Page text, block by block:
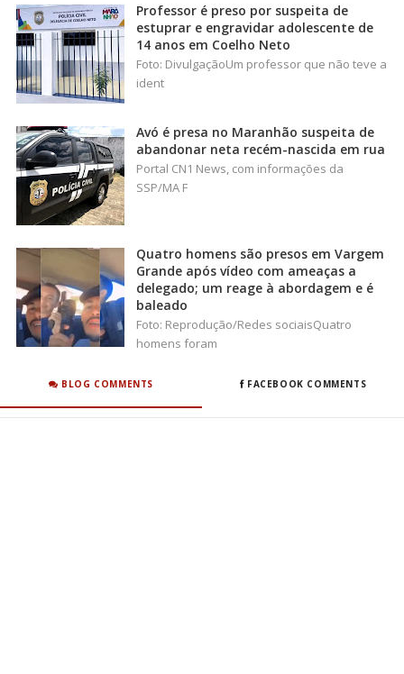
Professor é preso por suspeita de
estuprar e engravidar adolescente de
14 anos em Coelho Neto
Foto: DivulgaçãoUm professor que não teve a
ident
Avó é presa no Maranhão suspeita de
abandonar neta recém-nascida em rua
Portal CN1 News, com informações da
SSP/MA F
Quatro homens são presos em Vargem
Grande após vídeo com ameaças a
delegado; um reage à abordagem e é
baleado
Foto: Reprodução/Redes sociaisQuatro
homens foram
BLOG COMMENTS FACEBOOK COMMENTS